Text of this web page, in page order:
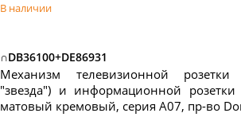
В наличии
∩DB36100+DE86931
Механизм телевизионной
"звезда") и информационной розетки
матовый кремовый, серия A07, пр-во